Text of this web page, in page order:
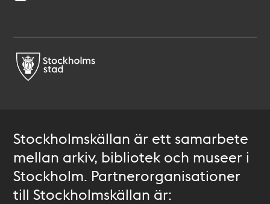
Stockholmskällan är ett samarbete
mellan arkiv, bibliotek och museer i
Stockholm. Partnerorganisationer
till Stockholmskällan är: